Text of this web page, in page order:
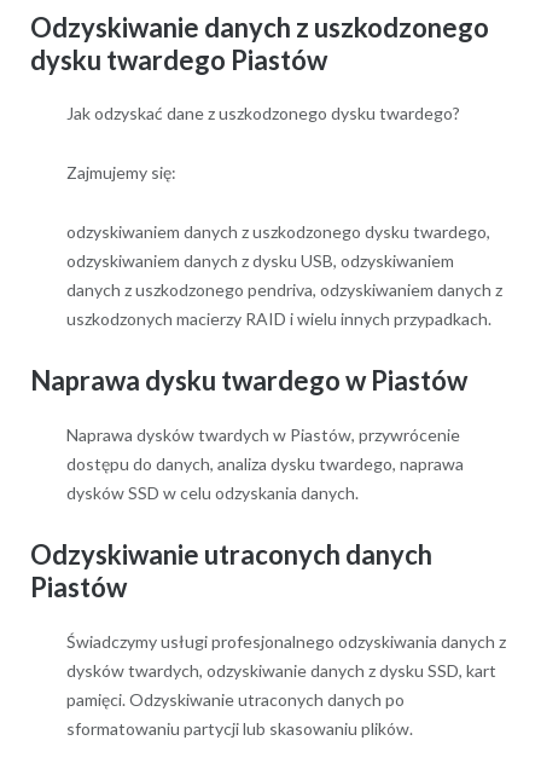
Odzyskiwanie danych z uszkodzonego
dysku twardego Piastów
Jak odzyskać dane z uszkodzonego dysku twardego?
Zajmujemy się:
odzyskiwaniem danych z uszkodzonego dysku twardego,
odzyskiwaniem danych z dysku USB, odzyskiwaniem
danych z uszkodzonego pendriva, odzyskiwaniem danych z
uszkodzonych macierzy RAID i wielu innych przypadkach.
Naprawa dysku twardego w Piastów
Naprawa dysków twardych w Piastów, przywrócenie
dostępu do danych, analiza dysku twardego, naprawa
dysków SSD w celu odzyskania danych.
Odzyskiwanie utraconych danych
Piastów
Świadczymy usługi profesjonalnego odzyskiwania danych z
dysków twardych, odzyskiwanie danych z dysku SSD, kart
pamięci. Odzyskiwanie utraconych danych po
sformatowaniu partycji lub skasowaniu plików.